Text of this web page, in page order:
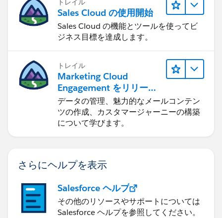
Sales Cloud の使用開始
Sales Cloud の機能とツールを使ってビ
ジネス目標を達成します。
トレイル
Marketing Cloud
Engagement をリリース
する
データの管理、魅力的なメールコンテン
ツの作成、カスタマージャーニーの構築
について学びます。
さらにヘルプを表示
Salesforce ヘルプ
その他のリソースやサポートについては
Salesforce ヘルプを参照してください。